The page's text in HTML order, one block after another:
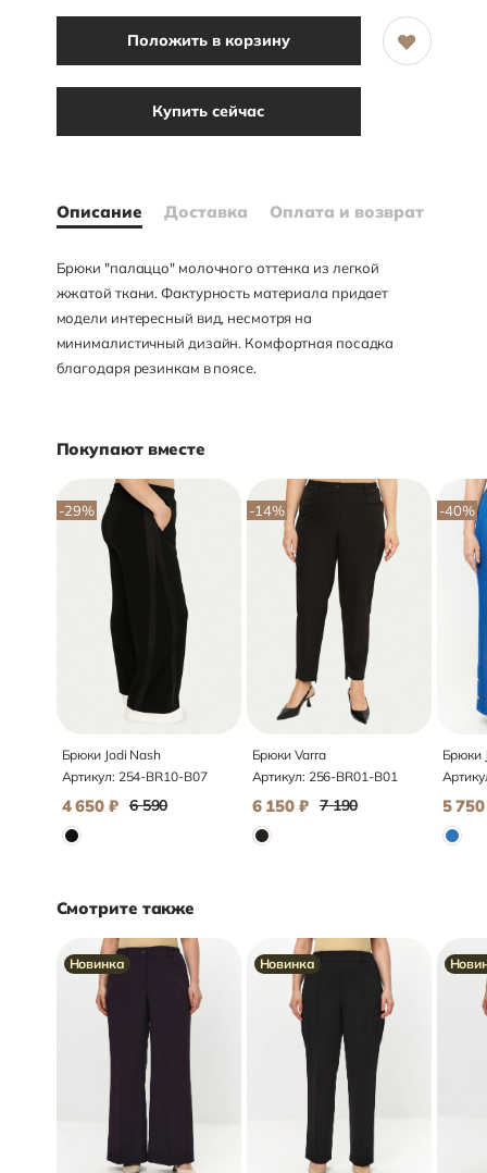
Положить в корзину
Купить сейчас
Описание Доставка Оплата и возврат
Брюки "палаццо" молочного оттенка из легкой
жжатой ткани. Фактурность материала придает
модели интересный вид, несмотря на
минималистичный дизайн. Комфортная посадка
благодаря резинкам в поясе.
Покупают вместе
-29%
Брюки Jodi Nash
Артикул: 254-BR10-B07
4 650 ₽ 6 590
-14%
Брюки Varra
Артикул: 256-BR01-B01
6 150 ₽ 7 190
-40%
Брюки
5 750
Смотрите также
Новинка Новинка